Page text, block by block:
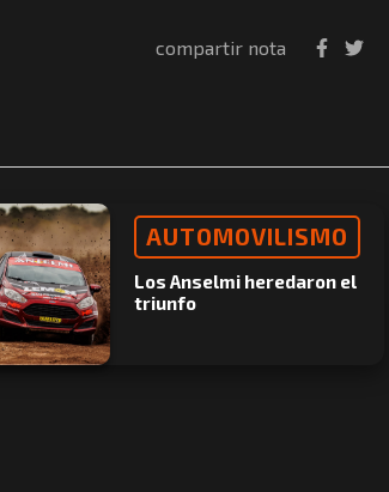
compartir nota
AUTOMOVILISMO
Los Anselmi heredaron el
triunfo